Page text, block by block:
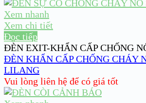
Xem nhanh
Xem chi tiết
Đọc tiếp
ĐÈN EXIT-KHẨN CẤP CHỐNG
ĐÈN KHẨN CẤP CHỐNG CHÁY
LILANG
Vui lòng liên hệ để có giá tốt